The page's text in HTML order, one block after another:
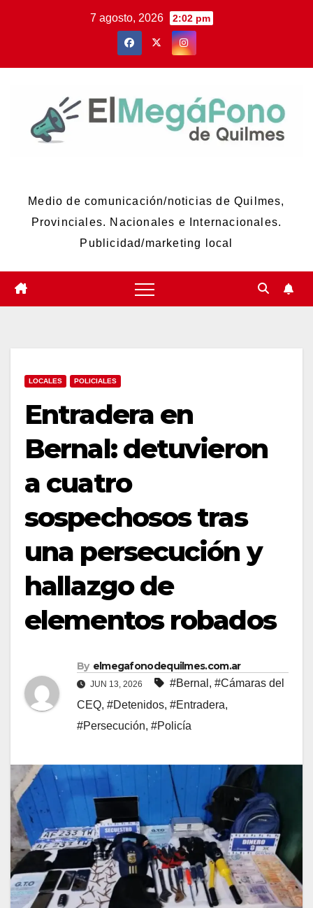
7 agosto, 2026 2:02 pm
Medio de comunicación/noticias de Quilmes,
Provinciales. Nacionales e Internacionales.
Publicidad/marketing local
LOCALES POLICIALES
Entradera en
Bernal: detuvieron
a cuatro
sospechosos tras
una persecución y
hallazgo de
elementos robados
By elmegafonodequilmes.com.ar
JUN 13, 2026 #Bernal , #Cámaras del
CEQ, #Detenidos, #Entradera,
#Persecución, #Policía